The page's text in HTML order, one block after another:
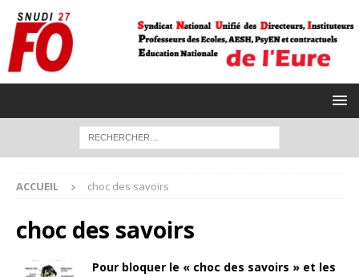
ACCUEIL choc des savoirs
choc des savoirs
Pour bloquer le « choc des savoirs » et les